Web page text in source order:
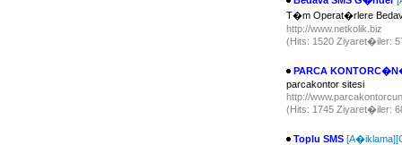
T�m Operat�rlere
http://www.netkolik.biz
(Hits: 1520 Ziyaret�iler:
PARCA
parcakontor sitesi
http://
(Hits: 1745 Ziyaret�iler:
Toplu SMS [A�iklama]